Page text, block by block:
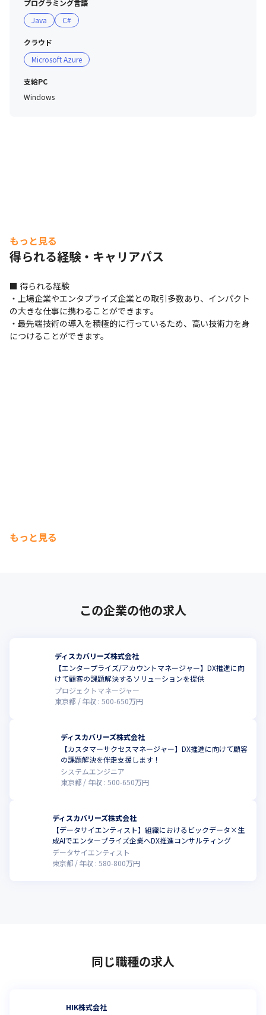
プログラミング言語
Java
C#
クラウド
Microsoft Azure
支給PC
Windows
もっと見る
得られる経験・キャリアパス
■ 得られる経験
・上場企業やエンタプライズ企業との取引多数あり、インパクト
の大きな仕事に携わることができます。
・最先端技術の導入を積極的に行っているため、高い技術力を身
につけることができます。
もっと見る
この企業の他の求人
ディスカバリーズ株式会社
【エンタープライズ/アカウントマネージャー】DX推進に向
けて顧客の課題解決するソリューションを提供
プロジェクトマネージャー
東京都
年収 : 500-650万円
ディスカバリーズ株式会社
【カスタマーサクセスマネージャー】DX推進に向けて顧客
の課題解決を伴走支援します！
システムエンジニア
東京都
年収 : 500-650万円
ディスカバリーズ株式会社
【データサイエンティスト】組織におけるビックデータ×生
成AIでエンタープライズ企業へDX推進コンサルティング
データサイエンティスト
東京都
年収 :580-800万円
同じ職種の求人
HIK株式会社